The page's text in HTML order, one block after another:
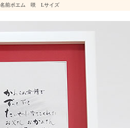
名前ポエム 咲 Lサイズ